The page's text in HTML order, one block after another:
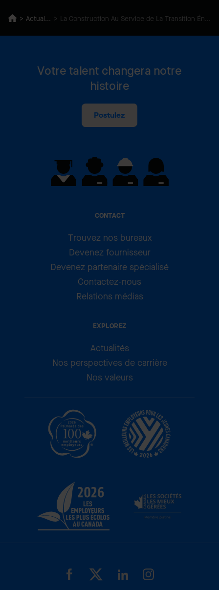
Actualités La Construction Au Service de La Transition Énergétique
CONTACT
Trouvez nos bureaux
Devenez fournisseur
Devenez partenaire spécialisé
Contactez-nous
Relations médias
EXPLOREZ
Actualités
Nos perspectives de carrière
Nos valeurs
Votre talent changera notre
histoire
Postulez